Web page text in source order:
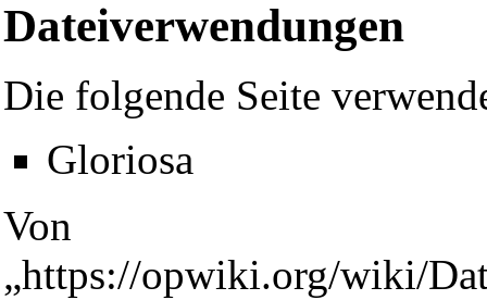
Dateiverwendungen
Die folgende Seite
Gloriosa
Von
„https://opwiki.org/wiki/
Diese Seite wurde zuletzt am 28. März 2011 um 19:37 Uhr
Powered byComputer-Base
Datenschutz-Optionen